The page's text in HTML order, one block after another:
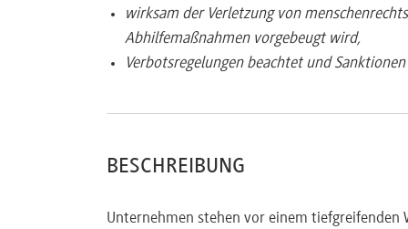
Modul 2.2 – EUDR: Legalitätspflichten und
Rohstoffe und Erzeugnisse: Rind, Kakao,
Zeitstempel 31.12.2020
Länderkategorisierung Hoch/Mittel/Niedrig
wirksam der Verletzung von
Abhilfemaßnahmen vorgebeugt wird,
Verbotsregelungen beachtet und
BESCHREIBUNG
Unternehmen stehen vor einem tiefgreifenden